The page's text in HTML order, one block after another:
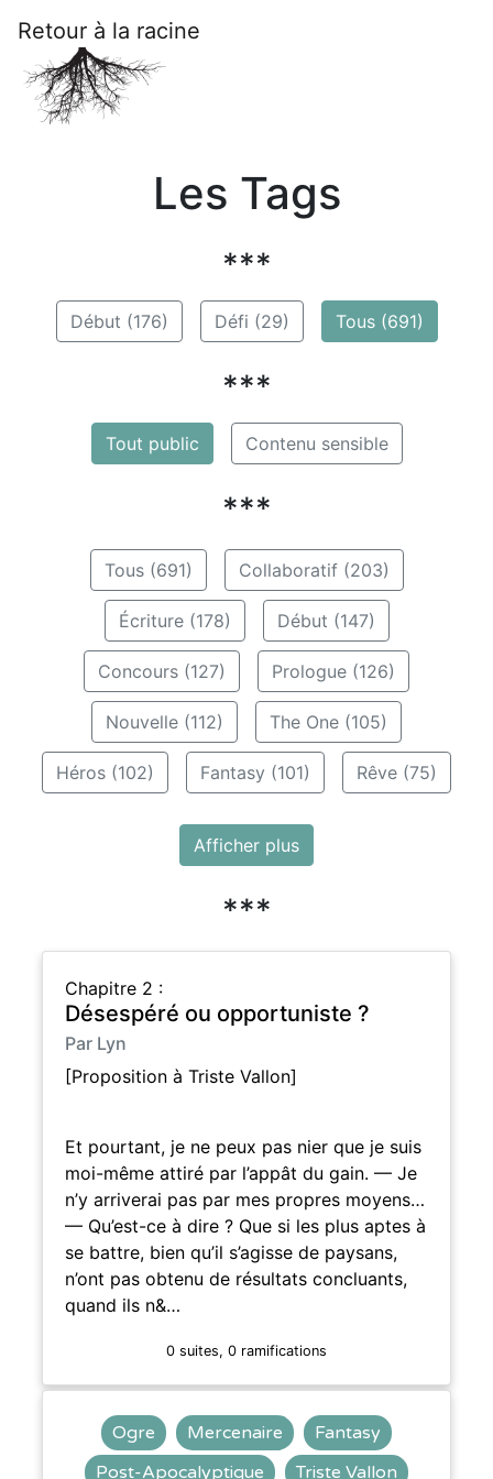
Retour à la racine
Les Tags
***
Début (176) Défi (29) Tous (691)
***
Tout public Contenu sensible
***
Tous (691) Collaboratif (203)
Écriture (178) Début (147)
Concours (127) Prologue (126)
Nouvelle (112) The One (105)
Héros (102) Fantasy (101) Rêve (75)
Afficher plus
***
Chapitre 2 :
Désespéré ou opportuniste ?
Par Lyn
[Proposition à Triste Vallon]
Et pourtant, je ne peux pas nier que je suis
moi-même attiré par l’appât du gain. — Je
n’y arriverai pas par mes propres moyens…
— Qu’est-ce à dire ? Que si les plus aptes à
se battre, bien qu’il s’agisse de paysans,
n’ont pas obtenu de résultats concluants,
quand ils n&…
0 suites, 0 ramifications
Ogre Mercenaire
Fantasy
Post-Apocalyptique
Triste Vallon